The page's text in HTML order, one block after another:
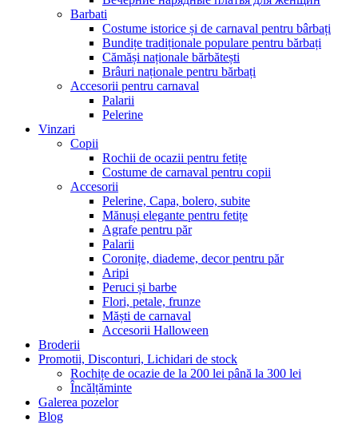
Barbati
Costume istorice și de carnaval pentru bârbați
Bundițe tradiționale populare pentru bărbați
Cămăși naționale bărbătești
Brâuri naționale pentru bărbați
Accesorii pentru carnaval
Palarii
Pelerine
Vinzari
Copii
Rochii de ocazii pentru fetițe
Costume de carnaval pentru copii
Accesorii
Pelerine, Capa, bolero, subite
Mănuși elegante pentru fetițe
Agrafe pentru păr
Palarii
Coronițe, diademe, decor pentru păr
Aripi
Peruci și barbe
Flori, petale, frunze
Măști de carnaval
Accesorii Halloween
Broderii
Promotii, Disconturi, Lichidari de stock
Rochițe de ocazie de la 200 lei până la 300 lei
Încălțăminte
Galerea pozelor
Blog